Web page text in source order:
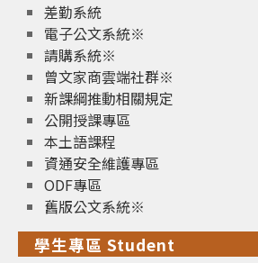
差勤系統
電子公文系統※
請購系統※
曾文家商雲端社群※
新課綱推動相關規定
公開授課專區
本土語課程
資通安全維護專區
ODF專區
舊版公文系統※
學生專區 Student